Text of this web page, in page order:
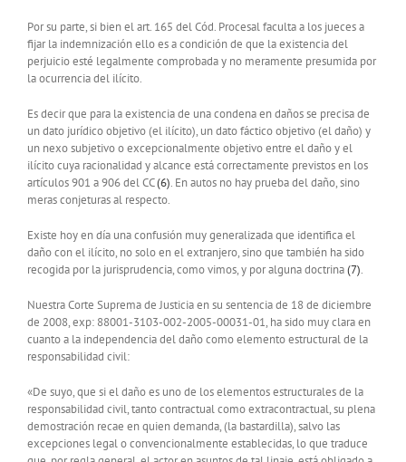
Por su parte, si bien el art. 165 del Cód. Procesal faculta a los jueces a
fijar la indemnización ello es a condición de que la existencia del
perjuicio esté legalmente comprobada y no meramente presumida por
la ocurrencia del ilícito.
Es decir que para la existencia de una condena en daños se precisa de
un dato jurídico objetivo (el ilícito), un dato fáctico objetivo (el daño) y
un nexo subjetivo o excepcionalmente objetivo entre el daño y el
ilícito cuya racionalidad y alcance está correctamente previstos en los
artículos 901 a 906 del CC(6). En autos no hay prueba del daño, sino
meras conjeturas al respecto.
Existe hoy en día una confusión muy generalizada que identifica el
daño con el ilícito, no solo en el extranjero, sino que también ha sido
recogida por la jurisprudencia, como vimos, y por alguna doctrina(7).
Nuestra Corte Suprema de Justicia en su sentencia de 18 de diciembre
de 2008, exp: 88001-3103-002-2005-00031-01, ha sido muy clara en
cuanto a la independencia del daño como elemento estructural de la
responsabilidad civil:
«De suyo, que si el daño es uno de los elementos estructurales de la
responsabilidad civil, tanto contractual como extracontractual, su plena
demostración recae en quien demanda, (la bastardilla), salvo las
excepciones legal o convencionalmente establecidas, lo que traduce